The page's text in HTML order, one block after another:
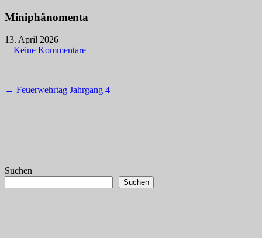
Miniphänomenta
13. April 2026
| Keine Kommentare
Post
← Feuerwehrtag Jahrgang 4
Suchen
Suchen